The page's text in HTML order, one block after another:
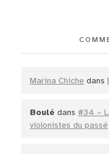
Marina Chiche dans
Boulé dans #34 –
violonistes du passé